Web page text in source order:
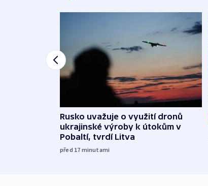
Rusko uvažuje o využití dronů
ukrajinské výroby k útokům v
Pobaltí, tvrdí Litva
před 17 minutami